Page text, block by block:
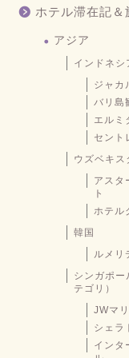
ホテル滞在記＆
アジア
インドネシ
ジャカ
バリ島
エルミ
セント
ウズベキス
アスタ
ト
ホテル
韓国
ルメリ
シンガポー
テゴリ）
JWマ
シェラ
インタ